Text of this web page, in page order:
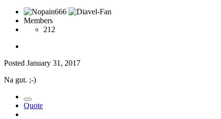
Members
212
Posted January 31, 2017
Na gut. ;-)
Quote